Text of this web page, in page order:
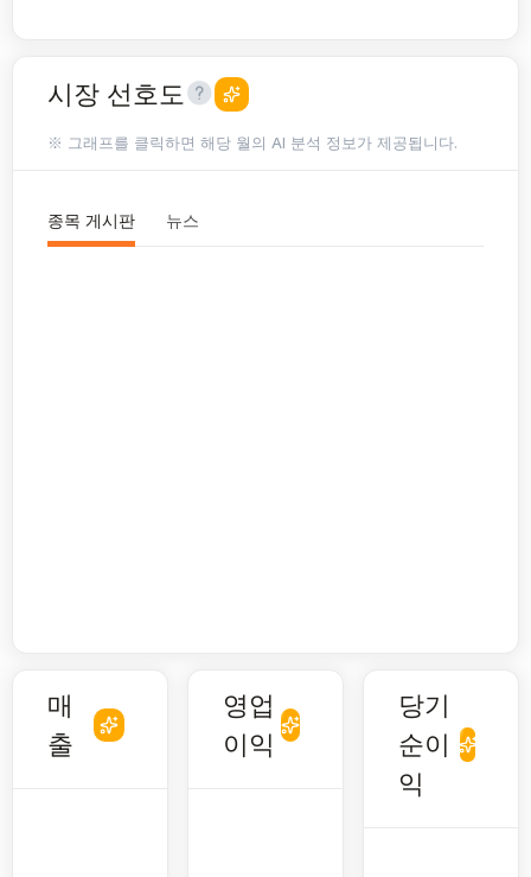
시장 선호도
※ 그래프를 클릭하면 해당 월의 AI 분석 정보가 제공됩니다.
종목 게시판 뉴스
매
출
영업
이익
당기
순이
익